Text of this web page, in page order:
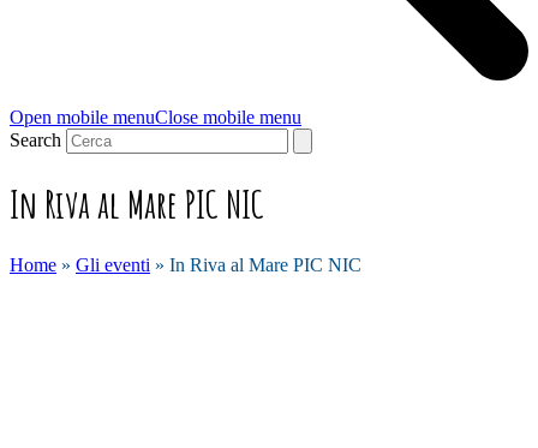
Open mobile menuClose mobile menu
Search
In Riva al Mare PIC NIC
Home » Gli eventi » In Riva al Mare PIC NIC